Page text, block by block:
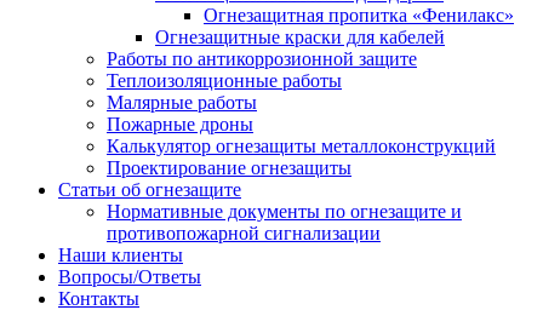
Огнезащитная пропитка «Фенилакс»
Огнезащитные краски для кабелей
Работы по антикоррозионной защите
Теплоизоляционные работы
Малярные работы
Пожарные дроны
Калькулятор огнезащиты металлоконструкций
Проектирование огнезащиты
Статьи об огнезащите
Нормативные документы по огнезащите и
противопожарной сигнализации
Наши клиенты
Вопросы/Ответы
Контакты